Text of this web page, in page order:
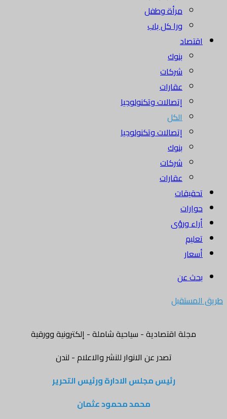
مرأة وطفل
ورا كل باب
اقتصاد
بنوك
شركات
عقارات
إتصالات وتكنولوجيا
الكل
إتصالات وتكنولوجيا
بنوك
شركات
عقارات
تحقيقات
حوارات
أراء ورؤى
تعليم
أسعار
بحث عن
طريق المستقبل
مجلة اقتصادية - سياحية شاملة - إلكترونية وورقية
تصدر عن الانوار للنشر والاعلام - لندن
رئيس مجلس الادارة ورئيس التحرير
محمد محمود عثمان